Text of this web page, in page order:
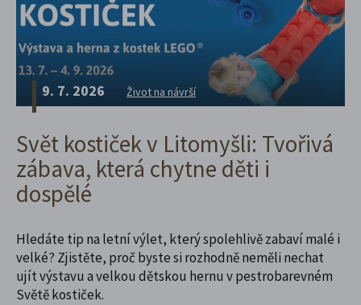
9. 7. 2026 Život na návrší
Svět kostiček v Litomyšli: Tvořivá
zábava, která chytne děti i
dospělé
Hledáte tip na letní výlet, který spolehlivě zabaví malé i
velké? Zjistěte, proč byste si rozhodně neměli nechat
ujít výstavu a velkou dětskou hernu v pestrobarevném
Světě kostiček.